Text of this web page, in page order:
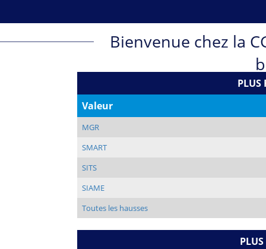
Bienvenue chez la
PLUS
Valeur
MGR
SMART
SITS
SIAME
Toutes les hausses